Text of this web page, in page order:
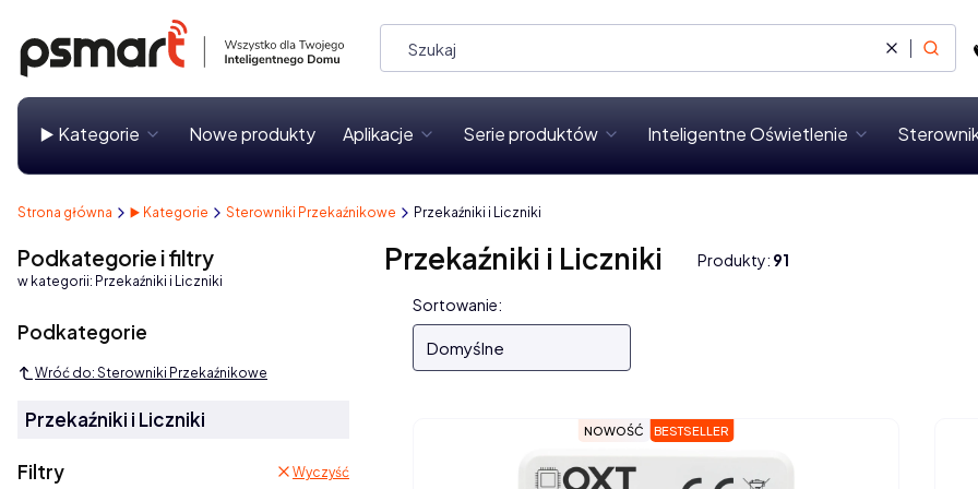
WyczyśćSzukaj
▶️ Kategorie Nowe produkty Aplikacje Serie produktów Inteligentne Oświetlenie
Strona główna ▶️ Kategorie Sterowniki Przekaźnikowe Przekaźniki i Liczniki
Podkategorie i filtry
w kategorii: Przekaźniki i Liczniki
Podkategorie
Wróć do: Sterowniki Przekaźnikowe
Przekaźniki i Liczniki
Filtry Wyczyść
Przekaźniki i Liczniki Produkty: 91
Lista produktów
Sortowanie:
Domyślne
BESTSELLER
NOWOŚĆ